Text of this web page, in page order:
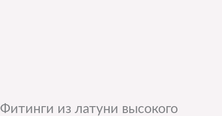
Фитинги из латуни высокого